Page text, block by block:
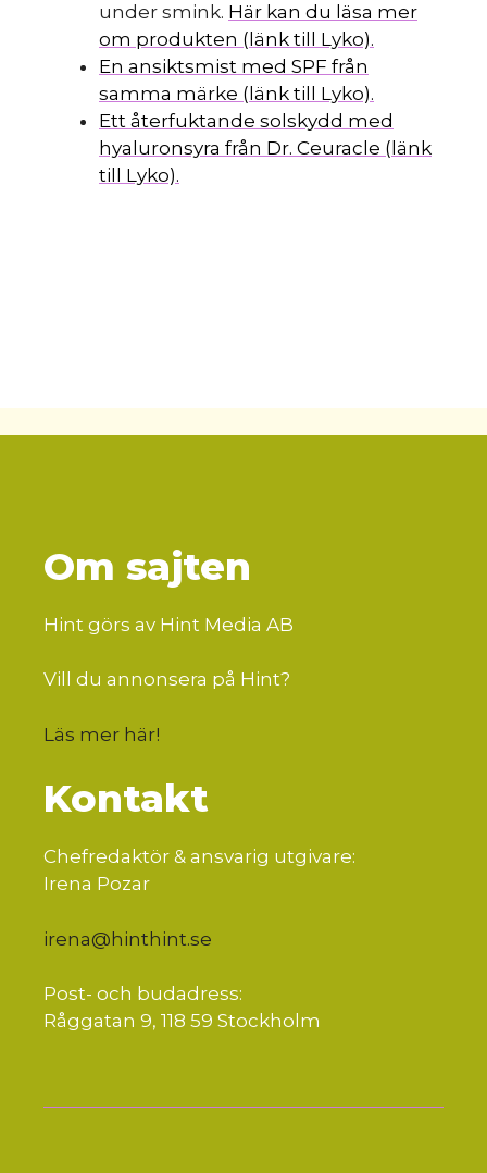
under smink. Här kan du läsa mer
om produkten (länk till Lyko).
En ansiktsmist med SPF från
samma märke (länk till Lyko).
Ett återfuktande solskydd med
hyaluronsyra från Dr. Ceuracle (länk
till Lyko).
Om sajten
Hint görs av Hint Media AB
Vill du annonsera på Hint?
Läs mer här!
Kontakt
Chefredaktör & ansvarig utgivare:
Irena Pozar
irena@hinthint.se
Post- och budadress:
Råggatan 9, 118 59 Stockholm